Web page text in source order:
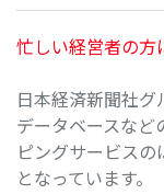
忙しい経営者の方
日本経済新聞社グ
データベースなど
ピングサービス
となっています。